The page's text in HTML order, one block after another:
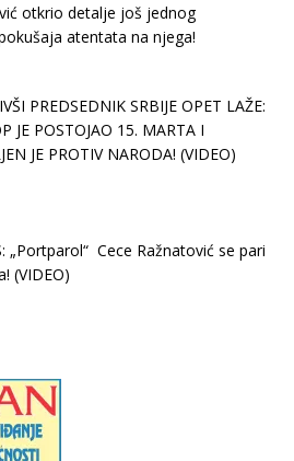
otkrio detalje još jednog
atentata na njega!
PREDSEDNIK SRBIJE OPET LAŽE:
JE POSTOJAO 15. MARTA I
JE PROTIV NARODA! (VIDEO)
„Portparol“ Cece Ražnatović se pari
(VIDEO)